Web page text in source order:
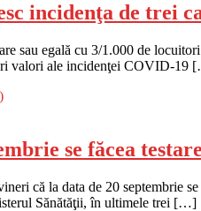
incidenţa de
sau egală cu 3/1.000 de
valori ale incidenţei COVID-19
se făcea
că la data de 20 septembrie
Sănătăţii, în ultimele trei […]